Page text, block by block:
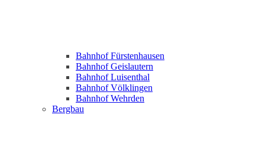
Bahnhof Fürstenhausen
Bahnhof Geislautern
Bahnhof Luisenthal
Bahnhof Völklingen
Bahnhof Wehrden
Bergbau